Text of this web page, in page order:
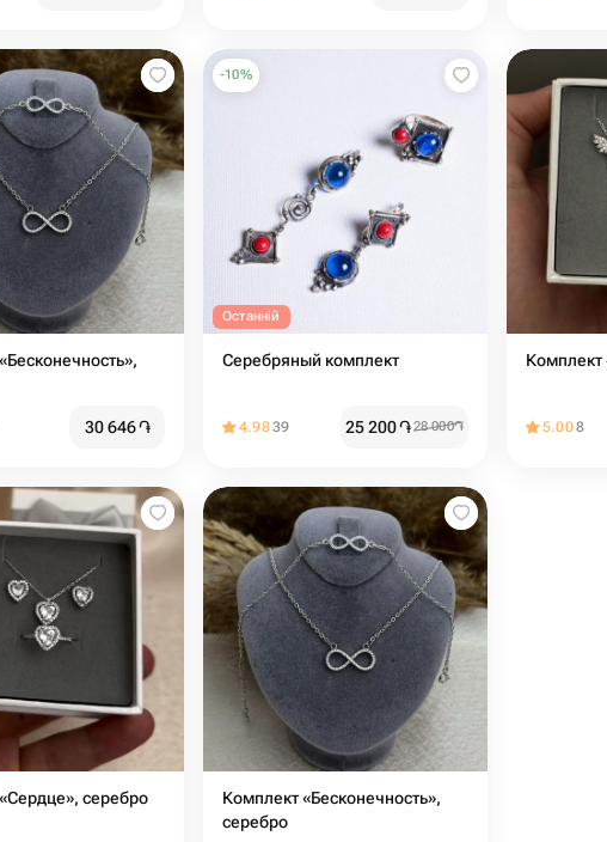
30 646֏
-10%
Останній
Серебряный комплект
4.9839 25 200֏28 000֏
Комплект
5.008
серебро
Комплект «Бесконечность»,
серебро